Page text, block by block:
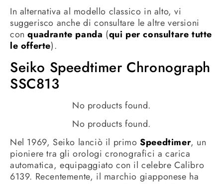
In alternativa al modello classico in alto, vi
suggerisco anche di consultare le altre versioni
conquadrante panda (qui per consultare tutte
le offerte).
Seiko Speedtimer Chronograph
SSC813
No products found.
No products found.
Nel 1969, Seiko lanciò il primoSpeedtimer, un
pioniere tra gli orologi cronografici a carica
automatica, equipaggiato con il celebre Calibro
6139. Recentemente, il marchio giapponese ha